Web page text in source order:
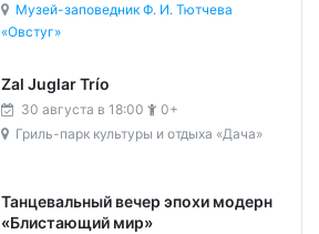
Музей-заповедник Ф. И. Тютчева
«Овстуг»
Zal Juglar Trío
30 августа в 18:00
0+
Гриль-парк культуры и отдыха «Дача»
Танцевальный вечер эпохи модерн
«Блистающий мир»